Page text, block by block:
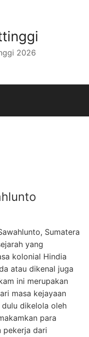
2026
Sumatera
yang
kolonial Hindia
atau dikenal juga
ini merupakan
masa kejayaan
dikelola oleh
para
pekerja dari